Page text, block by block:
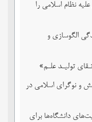
نظام اسلامی را
الگوسازی و
تولیـد علـم»
و نوگرای اسلامی در
دانشگاه‌ها برای